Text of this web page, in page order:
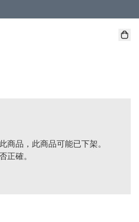
！（適用於 本地送貨、本地取貨 )
商品，此商品可能已下架。
正確。